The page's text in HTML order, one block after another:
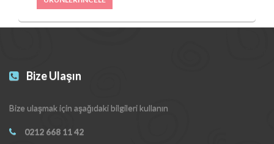
Bize Ulaşın
Bize ulaşmak için aşağıdaki bilgileri kullanın
0212 668 11 42